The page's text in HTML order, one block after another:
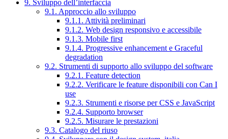
9. Sviluppo dell’interfaccia
9.1. Approccio allo sviluppo
9.1.1. Attività preliminari
9.1.2. Web design responsivo e accessibile
9.1.3. Mobile first
9.1.4. Progressive enhancement e Graceful
degradation
9.2. Strumenti di supporto allo sviluppo del software
9.2.1. Feature detection
9.2.2. Verificare le feature disponibili con Can I
use
9.2.3. Strumenti e risorse per CSS e JavaScript
9.2.4. Supporto browser
9.2.5. Misurare le prestazioni
9.3. Catalogo del riuso